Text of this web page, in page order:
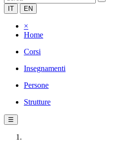
IT EN
×
Home
Corsi
Insegnamenti
Persone
Strutture
☰